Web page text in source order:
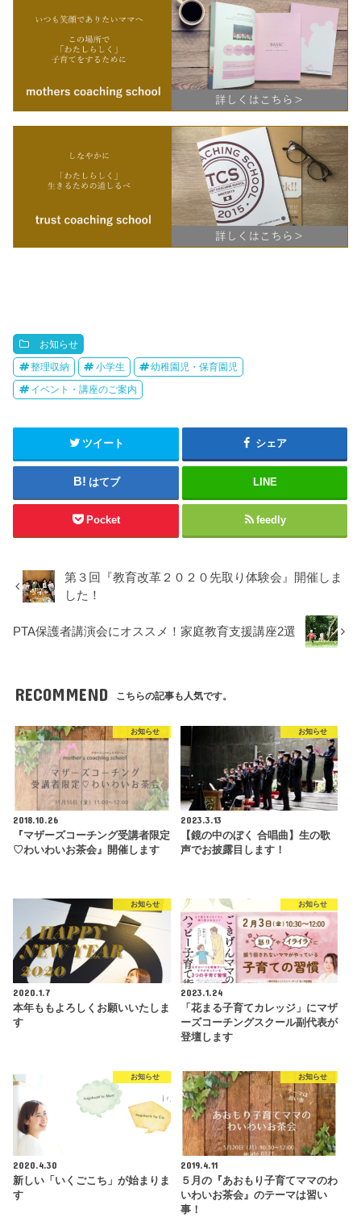
お知らせ
整理収納 小学生 幼稚園児・保育園児
イベント・講座のご案内
ツイート シェア
はてブ LINE
Pocket feedly
第３回『教育改革２０２０先取り体験会』開催しま
した！
PTA保護者講演会にオススメ！家庭教育支援講座2選
RECOMMEND こちらの記事も人気です。
お知らせ
2018.10.26
『マザーズコーチング受講者限定
♡わいわいお茶会』開催します
お知らせ
2023.3.13
【鏡の中のぼく 合唱曲】生の歌
声でお披露目します！
お知らせ
2020.1.7
本年ももよろしくお願いいたしま
す
お知らせ
2023.1.24
「花まる子育てカレッジ」にマザ
ーズコーチングスクール副代表が
登壇します
お知らせ
2020.4.30
新しい「いくごこち」が始まりま
す
お知らせ
2019.4.11
５月の『あおもり子育てママのわ
いわいお茶会』のテーマは習い
事！